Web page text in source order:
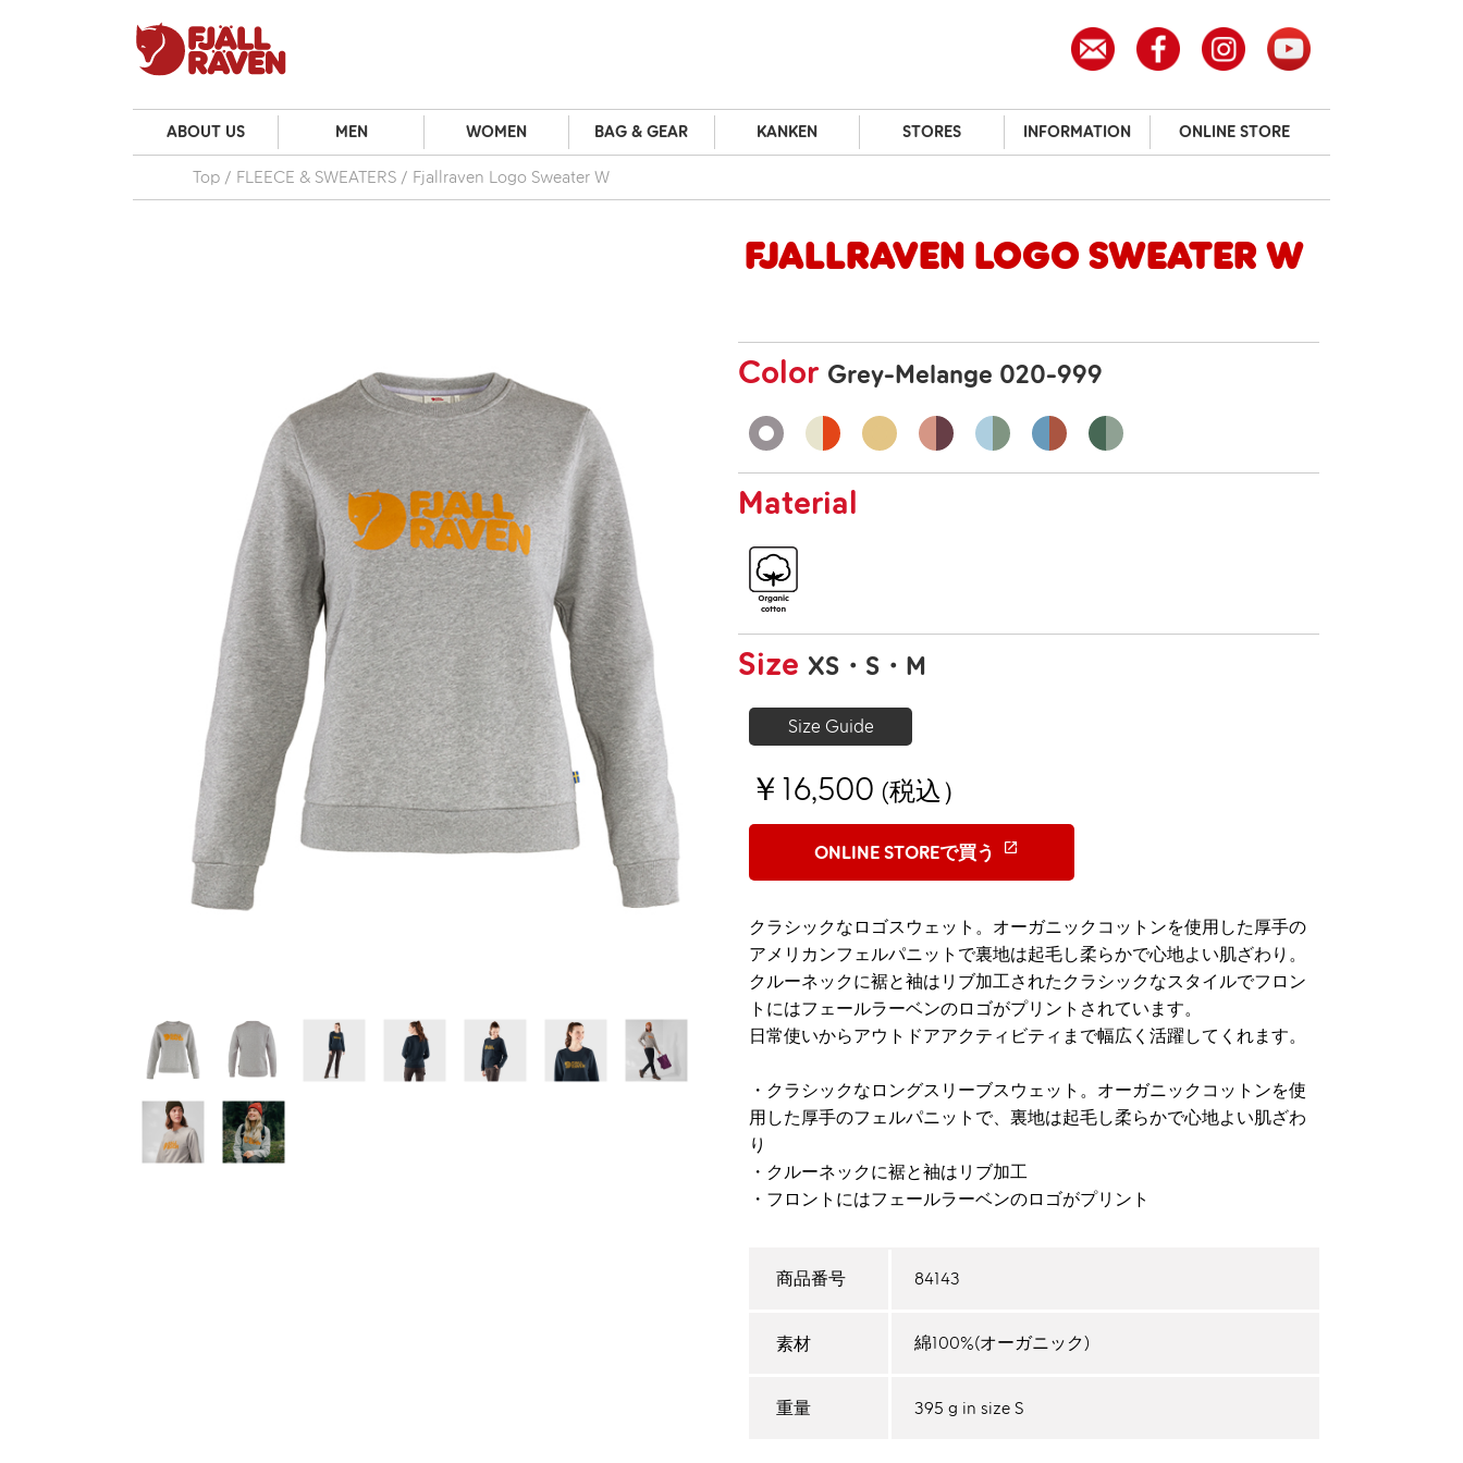
ABOUT US MEN WOMEN BAG & GEAR KANKEN STORES INFORMATION ONLINE STORE
Top FLEECE & SWEATERS Fjallraven Logo Sweater W
Fjallraven Logo Sweater W
Color Grey-Melange 020-999
Material
Size XS S M
Size Guide
￥16,500 (税込）
ONLINE STOREで買う
クラシックなロゴスウェット。オーガニックコットンを使用した厚手の
アメリカンフェルパニットで裏地は起毛し柔らかで心地よい肌ざわり。
クルーネックに裾と袖はリブ加工されたクラシックなスタイルでフロン
トにはフェールラーベンのロゴがプリントされています。
日常使いからアウトドアアクティビティまで幅広く活躍してくれます。
・クラシックなロングスリーブスウェット。オーガニックコットンを使
用した厚手のフェルパニットで、裏地は起毛し柔らかで心地よい肌ざわ
り
・クルーネックに裾と袖はリブ加工
・フロントにはフェールラーベンのロゴがプリント
商品番号 84143
素材 綿100%(オーガニック)
重量 395 g in size S